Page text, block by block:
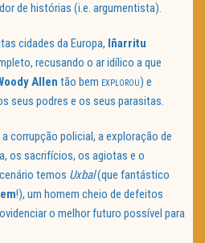
de histórias (i.e. argumentista).
cidades da Europa, Iñarritu
recusando o ar idílico a que
Allen tão bem EXPLOROU) e
seus podres e os seus parasitas.
corrupção policial, a exploração de
os sacrifícios, os agiotas e o
temos Uxbal(que fantástico
!), um homem cheio de defeitos
o melhor futuro possível para